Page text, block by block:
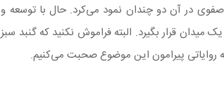
در آن دو چندان نمود می‌کرد. حال با توسعه و
قرار بگیرد. البته فراموش نکنید که گنبد سبز
پیرامون این موضوع صحبت می‌کنیم.